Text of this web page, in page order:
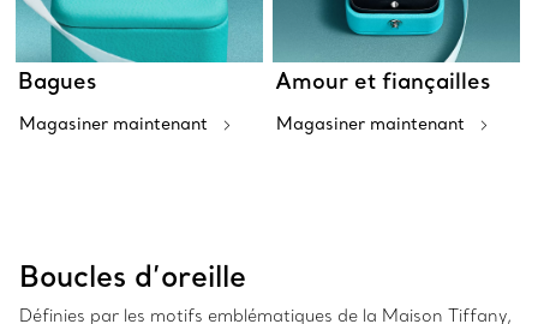
Bagues
Magasiner maintenant
Amour et fiançailles
Magasiner maintenant
Boucles d’oreille
Définies par les motifs emblématiques de la Maison Tiffany,